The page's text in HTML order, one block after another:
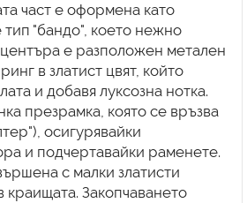
част е оформена като
"бандо", което нежно
е разположен метален
в златист цвят, който
и добавя луксозна нотка.
презрамка, която се връзва
осигурявайки
и подчертавайки раменете.
с малки златисти
краищата. Закопчаването